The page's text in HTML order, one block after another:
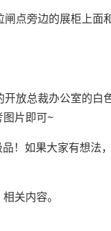
点旁边的展柜上
放总裁办公室的
片即可~
！如果大家有想法
关内容。